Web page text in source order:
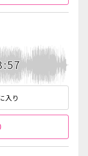
入り